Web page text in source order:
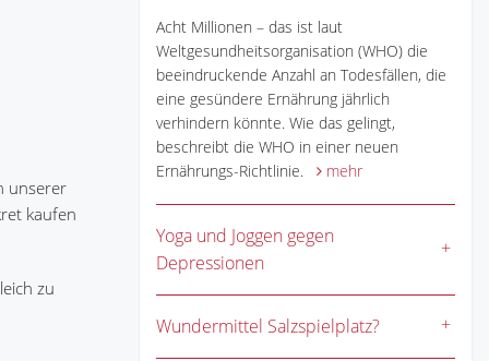
unserer
kaufen
zu
Acht Millionen – das ist laut
Weltgesundheitsorganisation (WHO) die
beeindruckende Anzahl an Todesfällen, die
eine gesündere Ernährung jährlich
verhindern könnte. Wie das gelingt,
beschreibt die WHO in einer neuen
Ernährungs-Richtlinie.
mehr
Yoga und Joggen gegen
Depressionen
Wundermittel Salzspielplatz?